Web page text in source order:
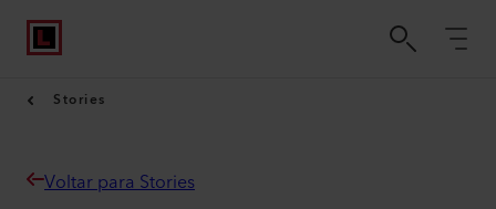
Stories
Voltar para Stories